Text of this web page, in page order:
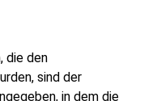
die den
sind der
in dem die